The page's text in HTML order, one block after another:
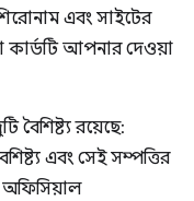
এবং সাইটের
কার্ডটি আপনার দেওয়া
বৈশিষ্ট্য রয়েছে:
এবং সেই সম্পত্তির
অফিসিয়াল